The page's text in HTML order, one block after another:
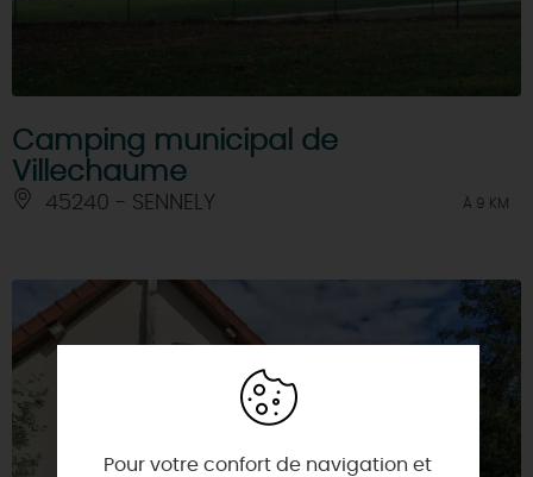
Camping municipal de
Villechaume
45240 - SENNELY À 9 KM
Pour votre confort de navigation et